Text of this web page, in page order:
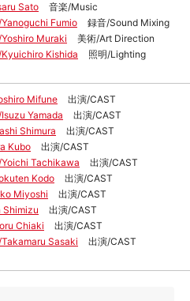
Sato
音楽/Music
Fumio
録音/Sound Mixing
Muraki
美術/Art Direction
Kishida
照明/Lighting
Mifune
出演/CAST
Yamada
出演/CAST
Shimura
出演/CAST
Kubo
出演/CAST
Tachikawa
出演/CAST
Kodo
出演/CAST
Miyoshi
出演/CAST
出演/CAST
Chiaki
出演/CAST
Sasaki
出演/CAST